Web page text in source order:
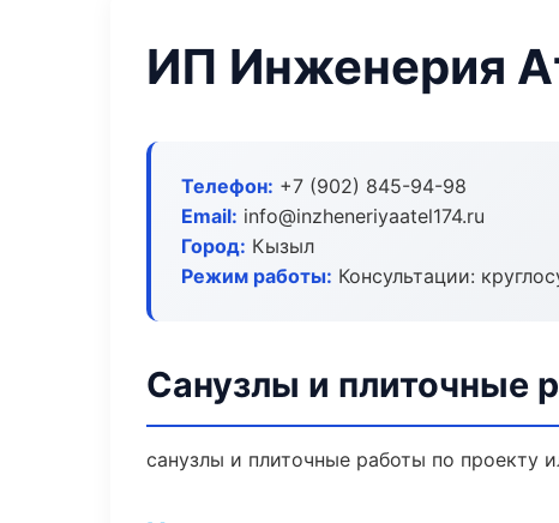
ИП Инженерия
Телефон: +7 (902) 845-94-98
Email: info@inzheneriyaatel174.ru
Город: Кызыл
Режим работы: Консультации:
Санузлы и плиточные
санузлы и плиточные работы по проекту